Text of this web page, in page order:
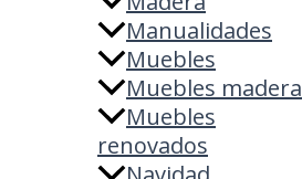
Manualidades
Muebles
Muebles madera
Muebles
renovados